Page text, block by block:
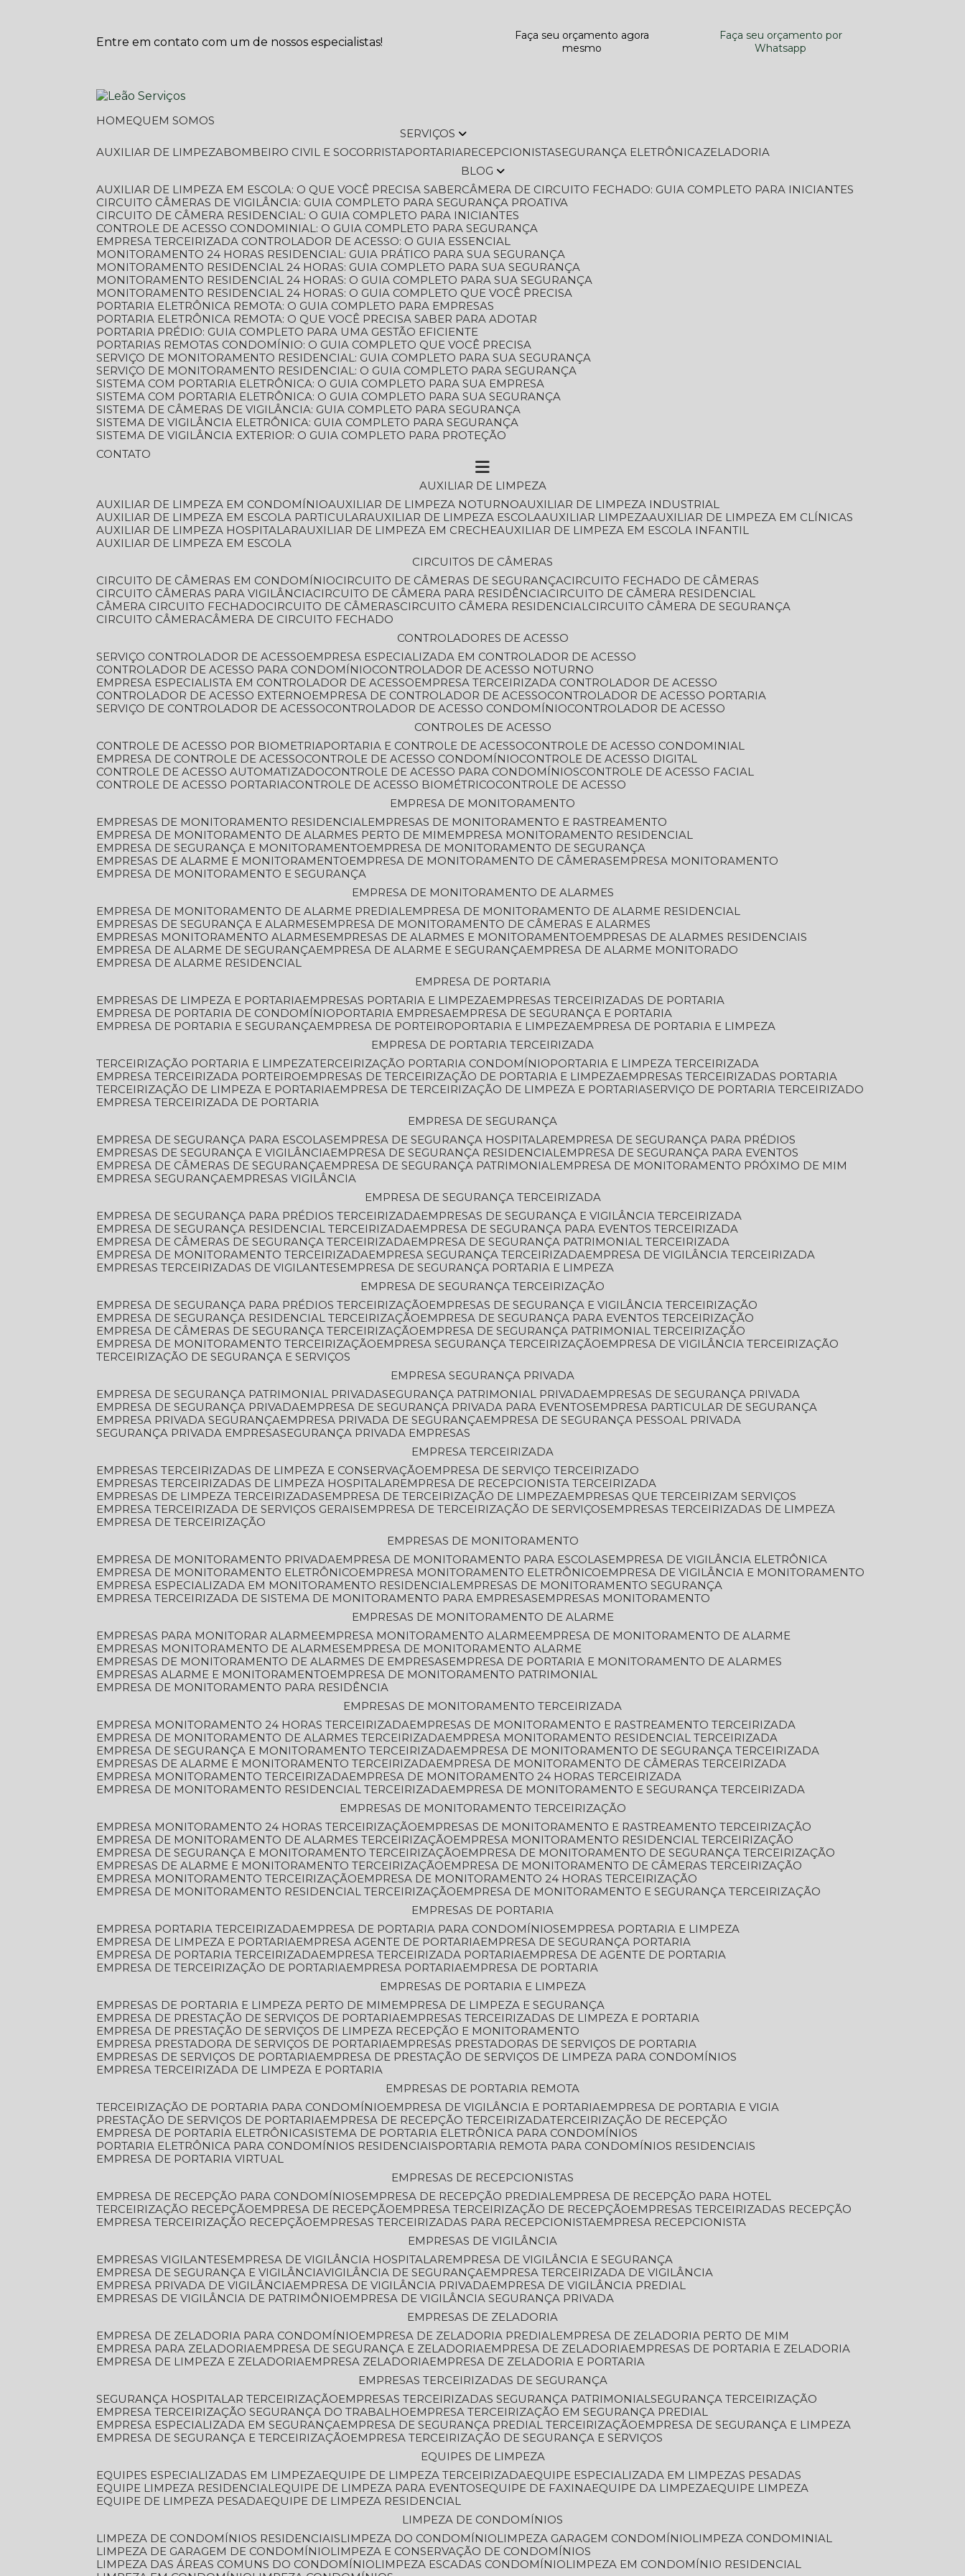
Entre em contato com um de nossos especialistas!
Faça seu orçamento agora
mesmo
Faça seu orçamento por
Whatsapp
HOME
QUEM SOMOS
SERVIÇOS
AUXILIAR DE LIMPEZA
BOMBEIRO CIVIL E SOCORRISTA PORTARIA RECEPCIONISTA SEGURANÇA ELETRÔNICA
ZELADORIA
BLOG
AUXILIAR DE LIMPEZA EM ESCOLA: O QUE VOCÊ PRECISA SABER
CÂMERA DE CIRCUITO FECHADO: GUIA COMPLETO PARA INICIANTES
CIRCUITO CÂMERAS DE VIGILÂNCIA: GUIA COMPLETO PARA SEGURANÇA PROATIVA
CIRCUITO DE CÂMERA RESIDENCIAL: O GUIA COMPLETO PARA INICIANTES
CONTROLE DE ACESSO CONDOMINIAL: O GUIA COMPLETO PARA SEGURANÇA
EMPRESA TERCEIRIZADA CONTROLADOR DE ACESSO: O GUIA ESSENCIAL
MONITORAMENTO 24 HORAS RESIDENCIAL: GUIA PRÁTICO PARA SUA SEGURANÇA
MONITORAMENTO RESIDENCIAL 24 HORAS: GUIA COMPLETO PARA SUA SEGURANÇA
MONITORAMENTO RESIDENCIAL 24 HORAS: O GUIA COMPLETO PARA SUA SEGURANÇA
MONITORAMENTO RESIDENCIAL 24 HORAS: O GUIA COMPLETO QUE VOCÊ PRECISA
PORTARIA ELETRÔNICA REMOTA: O GUIA COMPLETO PARA EMPRESAS
PORTARIA ELETRÔNICA REMOTA: O QUE VOCÊ PRECISA SABER PARA ADOTAR
PORTARIA PRÉDIO: GUIA COMPLETO PARA UMA GESTÃO EFICIENTE
PORTARIAS REMOTAS CONDOMÍNIO: O GUIA COMPLETO QUE VOCÊ PRECISA
SERVIÇO DE MONITORAMENTO RESIDENCIAL: GUIA COMPLETO PARA SUA SEGURANÇA
SERVIÇO DE MONITORAMENTO RESIDENCIAL: O GUIA COMPLETO PARA SEGURANÇA
SISTEMA COM PORTARIA ELETRÔNICA: O GUIA COMPLETO PARA SUA EMPRESA
SISTEMA COM PORTARIA ELETRÔNICA: O GUIA COMPLETO PARA SUA SEGURANÇA
SISTEMA DE CÂMERAS DE VIGILÂNCIA: GUIA COMPLETO PARA SEGURANÇA
SISTEMA DE VIGILÂNCIA ELETRÔNICA: GUIA COMPLETO PARA SEGURANÇA
SISTEMA DE VIGILÂNCIA EXTERIOR: O GUIA COMPLETO PARA PROTEÇÃO
CONTATO
AUXILIAR DE LIMPEZA
AUXILIAR DE LIMPEZA EM CONDOMÍNIO
AUXILIAR DE LIMPEZA NOTURNO
AUXILIAR DE LIMPEZA INDUSTRIAL
AUXILIAR DE LIMPEZA EM ESCOLA PARTICULAR
AUXILIAR DE LIMPEZA ESCOLA AUXILIAR LIMPEZA
AUXILIAR DE LIMPEZA EM CLÍNICAS
AUXILIAR DE LIMPEZA HOSPITALAR
AUXILIAR DE LIMPEZA EM CRECHE
AUXILIAR DE LIMPEZA EM ESCOLA INFANTIL
AUXILIAR DE LIMPEZA EM ESCOLA
CIRCUITOS DE CÂMERAS
CIRCUITO DE CÂMERAS EM CONDOMÍNIO
CIRCUITO DE CÂMERAS DE SEGURANÇA
CIRCUITO FECHADO DE CÂMERAS
CIRCUITO CÂMERAS PARA VIGILÂNCIA
CIRCUITO DE CÂMERA PARA RESIDÊNCIA
CIRCUITO DE CÂMERA RESIDENCIAL
CÂMERA CIRCUITO FECHADO
CIRCUITO DE CÂMERAS CIRCUITO CÂMERA RESIDENCIAL
CIRCUITO CÂMERA DE SEGURANÇA
CIRCUITO CÂMERA
CÂMERA DE CIRCUITO FECHADO
CONTROLADORES DE ACESSO
SERVIÇO CONTROLADOR DE ACESSO
EMPRESA ESPECIALIZADA EM CONTROLADOR DE ACESSO
CONTROLADOR DE ACESSO PARA CONDOMÍNIO
CONTROLADOR DE ACESSO NOTURNO
EMPRESA ESPECIALISTA EM CONTROLADOR DE ACESSO
EMPRESA TERCEIRIZADA CONTROLADOR DE ACESSO
CONTROLADOR DE ACESSO EXTERNO
EMPRESA DE CONTROLADOR DE ACESSO
CONTROLADOR DE ACESSO PORTARIA
SERVIÇO DE CONTROLADOR DE ACESSO
CONTROLADOR DE ACESSO CONDOMÍNIO
CONTROLADOR DE ACESSO
CONTROLES DE ACESSO
CONTROLE DE ACESSO POR BIOMETRIA
PORTARIA E CONTROLE DE ACESSO
CONTROLE DE ACESSO CONDOMINIAL
EMPRESA DE CONTROLE DE ACESSO
CONTROLE DE ACESSO CONDOMÍNIO
CONTROLE DE ACESSO DIGITAL
CONTROLE DE ACESSO AUTOMATIZADO
CONTROLE DE ACESSO PARA CONDOMÍNIOS
CONTROLE DE ACESSO FACIAL
CONTROLE DE ACESSO PORTARIA CONTROLE DE ACESSO BIOMÉTRICO
CONTROLE DE ACESSO
EMPRESA DE MONITORAMENTO
EMPRESAS DE MONITORAMENTO RESIDENCIAL
EMPRESAS DE MONITORAMENTO E RASTREAMENTO
EMPRESA DE MONITORAMENTO DE ALARMES PERTO DE MIM
EMPRESA MONITORAMENTO RESIDENCIAL
EMPRESA DE SEGURANÇA E MONITORAMENTO
EMPRESA DE MONITORAMENTO DE SEGURANÇA
EMPRESAS DE ALARME E MONITORAMENTO
EMPRESA DE MONITORAMENTO DE CÂMERAS
EMPRESA MONITORAMENTO
EMPRESA DE MONITORAMENTO E SEGURANÇA
EMPRESA DE MONITORAMENTO DE ALARMES
EMPRESA DE MONITORAMENTO DE ALARME PREDIAL
EMPRESA DE MONITORAMENTO DE ALARME RESIDENCIAL
EMPRESAS DE SEGURANÇA E ALARMES
EMPRESA DE MONITORAMENTO DE CÂMERAS E ALARMES
EMPRESAS MONITORAMENTO ALARMES
EMPRESAS DE ALARMES E MONITORAMENTO
EMPRESAS DE ALARMES RESIDENCIAIS
EMPRESA DE ALARME DE SEGURANÇA
EMPRESA DE ALARME E SEGURANÇA
EMPRESA DE ALARME MONITORADO
EMPRESA DE ALARME RESIDENCIAL
EMPRESA DE PORTARIA
EMPRESAS DE LIMPEZA E PORTARIA
EMPRESAS PORTARIA E LIMPEZA
EMPRESAS TERCEIRIZADAS DE PORTARIA
EMPRESA DE PORTARIA DE CONDOMÍNIO
PORTARIA EMPRESA
EMPRESA DE SEGURANÇA E PORTARIA
EMPRESA DE PORTARIA E SEGURANÇA
EMPRESA DE PORTEIRO PORTARIA E LIMPEZA
EMPRESA DE PORTARIA E LIMPEZA
EMPRESA DE PORTARIA TERCEIRIZADA
TERCEIRIZAÇÃO PORTARIA E LIMPEZA TERCEIRIZAÇÃO PORTARIA CONDOMÍNIO
PORTARIA E LIMPEZA TERCEIRIZADA
EMPRESA TERCEIRIZADA PORTEIRO
EMPRESAS DE TERCEIRIZAÇÃO DE PORTARIA E LIMPEZA
EMPRESAS TERCEIRIZADAS PORTARIA
TERCEIRIZAÇÃO DE LIMPEZA E PORTARIA
EMPRESA DE TERCEIRIZAÇÃO DE LIMPEZA E PORTARIA SERVIÇO DE PORTARIA TERCEIRIZADO
EMPRESA TERCEIRIZADA DE PORTARIA
EMPRESA DE SEGURANÇA
EMPRESA DE SEGURANÇA PARA ESCOLAS
EMPRESA DE SEGURANÇA HOSPITALAR
EMPRESA DE SEGURANÇA PARA PRÉDIOS
EMPRESAS DE SEGURANÇA E VIGILÂNCIA
EMPRESA DE SEGURANÇA RESIDENCIAL
EMPRESA DE SEGURANÇA PARA EVENTOS
EMPRESA DE CÂMERAS DE SEGURANÇA
EMPRESA DE SEGURANÇA PATRIMONIAL
EMPRESA DE MONITORAMENTO PRÓXIMO DE MIM
EMPRESA SEGURANÇA
EMPRESAS VIGILÂNCIA
EMPRESA DE SEGURANÇA TERCEIRIZADA
EMPRESA DE SEGURANÇA PARA PRÉDIOS TERCEIRIZADA
EMPRESAS DE SEGURANÇA E VIGILÂNCIA TERCEIRIZADA
EMPRESA DE SEGURANÇA RESIDENCIAL TERCEIRIZADA
EMPRESA DE SEGURANÇA PARA EVENTOS TERCEIRIZADA
EMPRESA DE CÂMERAS DE SEGURANÇA TERCEIRIZADA
EMPRESA DE SEGURANÇA PATRIMONIAL TERCEIRIZADA
EMPRESA DE MONITORAMENTO TERCEIRIZADA
EMPRESA SEGURANÇA TERCEIRIZADA
EMPRESA DE VIGILÂNCIA TERCEIRIZADA
EMPRESAS TERCEIRIZADAS DE VIGILANTES
EMPRESA DE SEGURANÇA PORTARIA E LIMPEZA
EMPRESA DE SEGURANÇA TERCEIRIZAÇÃO
EMPRESA DE SEGURANÇA PARA PRÉDIOS TERCEIRIZAÇÃO
EMPRESAS DE SEGURANÇA E VIGILÂNCIA TERCEIRIZAÇÃO
EMPRESA DE SEGURANÇA RESIDENCIAL TERCEIRIZAÇÃO
EMPRESA DE SEGURANÇA PARA EVENTOS TERCEIRIZAÇÃO
EMPRESA DE CÂMERAS DE SEGURANÇA TERCEIRIZAÇÃO
EMPRESA DE SEGURANÇA PATRIMONIAL TERCEIRIZAÇÃO
EMPRESA DE MONITORAMENTO TERCEIRIZAÇÃO
EMPRESA SEGURANÇA TERCEIRIZAÇÃO
EMPRESA DE VIGILÂNCIA TERCEIRIZAÇÃO
TERCEIRIZAÇÃO DE SEGURANÇA E SERVIÇOS
EMPRESA SEGURANÇA PRIVADA
EMPRESA DE SEGURANÇA PATRIMONIAL PRIVADA SEGURANÇA PATRIMONIAL PRIVADA
EMPRESAS DE SEGURANÇA PRIVADA
EMPRESA DE SEGURANÇA PRIVADA
EMPRESA DE SEGURANÇA PRIVADA PARA EVENTOS
EMPRESA PARTICULAR DE SEGURANÇA
EMPRESA PRIVADA SEGURANÇA
EMPRESA PRIVADA DE SEGURANÇA
EMPRESA DE SEGURANÇA PESSOAL PRIVADA
SEGURANÇA PRIVADA EMPRESA SEGURANÇA PRIVADA EMPRESAS
EMPRESA TERCEIRIZADA
EMPRESAS TERCEIRIZADAS DE LIMPEZA E CONSERVAÇÃO
EMPRESA DE SERVIÇO TERCEIRIZADO
EMPRESAS TERCEIRIZADAS DE LIMPEZA HOSPITALAR
EMPRESA DE RECEPCIONISTA TERCEIRIZADA
EMPRESAS DE LIMPEZA TERCEIRIZADAS
EMPRESA DE TERCEIRIZAÇÃO DE LIMPEZA
EMPRESAS QUE TERCEIRIZAM SERVIÇOS
EMPRESA TERCEIRIZADA DE SERVIÇOS GERAIS
EMPRESA DE TERCEIRIZAÇÃO DE SERVIÇOS
EMPRESAS TERCEIRIZADAS DE LIMPEZA
EMPRESA DE TERCEIRIZAÇÃO
EMPRESAS DE MONITORAMENTO
EMPRESA DE MONITORAMENTO PRIVADA
EMPRESA DE MONITORAMENTO PARA ESCOLAS
EMPRESA DE VIGILÂNCIA ELETRÔNICA
EMPRESA DE MONITORAMENTO ELETRÔNICO
EMPRESA MONITORAMENTO ELETRÔNICO
EMPRESA DE VIGILÂNCIA E MONITORAMENTO
EMPRESA ESPECIALIZADA EM MONITORAMENTO RESIDENCIAL
EMPRESAS DE MONITORAMENTO SEGURANÇA
EMPRESA TERCEIRIZADA DE SISTEMA DE MONITORAMENTO PARA EMPRESAS
EMPRESAS MONITORAMENTO
EMPRESAS DE MONITORAMENTO DE ALARME
EMPRESAS PARA MONITORAR ALARME
EMPRESA MONITORAMENTO ALARME
EMPRESA DE MONITORAMENTO DE ALARME
EMPRESAS MONITORAMENTO DE ALARMES
EMPRESA DE MONITORAMENTO ALARME
EMPRESAS DE MONITORAMENTO DE ALARMES DE EMPRESAS
EMPRESA DE PORTARIA E MONITORAMENTO DE ALARMES
EMPRESAS ALARME E MONITORAMENTO
EMPRESA DE MONITORAMENTO PATRIMONIAL
EMPRESA DE MONITORAMENTO PARA RESIDÊNCIA
EMPRESAS DE MONITORAMENTO TERCEIRIZADA
EMPRESA MONITORAMENTO 24 HORAS TERCEIRIZADA
EMPRESAS DE MONITORAMENTO E RASTREAMENTO TERCEIRIZADA
EMPRESA DE MONITORAMENTO DE ALARMES TERCEIRIZADA
EMPRESA MONITORAMENTO RESIDENCIAL TERCEIRIZADA
EMPRESA DE SEGURANÇA E MONITORAMENTO TERCEIRIZADA
EMPRESA DE MONITORAMENTO DE SEGURANÇA TERCEIRIZADA
EMPRESAS DE ALARME E MONITORAMENTO TERCEIRIZADA
EMPRESA DE MONITORAMENTO DE CÂMERAS TERCEIRIZADA
EMPRESA MONITORAMENTO TERCEIRIZADA
EMPRESA DE MONITORAMENTO 24 HORAS TERCEIRIZADA
EMPRESA DE MONITORAMENTO RESIDENCIAL TERCEIRIZADA
EMPRESA DE MONITORAMENTO E SEGURANÇA TERCEIRIZADA
EMPRESAS DE MONITORAMENTO TERCEIRIZAÇÃO
EMPRESA MONITORAMENTO 24 HORAS TERCEIRIZAÇÃO
EMPRESAS DE MONITORAMENTO E RASTREAMENTO TERCEIRIZAÇÃO
EMPRESA DE MONITORAMENTO DE ALARMES TERCEIRIZAÇÃO
EMPRESA MONITORAMENTO RESIDENCIAL TERCEIRIZAÇÃO
EMPRESA DE SEGURANÇA E MONITORAMENTO TERCEIRIZAÇÃO
EMPRESA DE MONITORAMENTO DE SEGURANÇA TERCEIRIZAÇÃO
EMPRESAS DE ALARME E MONITORAMENTO TERCEIRIZAÇÃO
EMPRESA DE MONITORAMENTO DE CÂMERAS TERCEIRIZAÇÃO
EMPRESA MONITORAMENTO TERCEIRIZAÇÃO
EMPRESA DE MONITORAMENTO 24 HORAS TERCEIRIZAÇÃO
EMPRESA DE MONITORAMENTO RESIDENCIAL TERCEIRIZAÇÃO
EMPRESA DE MONITORAMENTO E SEGURANÇA TERCEIRIZAÇÃO
EMPRESAS DE PORTARIA
EMPRESA PORTARIA TERCEIRIZADA
EMPRESA DE PORTARIA PARA CONDOMÍNIOS
EMPRESA PORTARIA E LIMPEZA
EMPRESA DE LIMPEZA E PORTARIA
EMPRESA AGENTE DE PORTARIA
EMPRESA DE SEGURANÇA PORTARIA
EMPRESA DE PORTARIA TERCEIRIZADA
EMPRESA TERCEIRIZADA PORTARIA
EMPRESA DE AGENTE DE PORTARIA
EMPRESA DE TERCEIRIZAÇÃO DE PORTARIA
EMPRESA PORTARIA
EMPRESA DE PORTARIA
EMPRESAS DE PORTARIA E LIMPEZA
EMPRESAS DE PORTARIA E LIMPEZA PERTO DE MIM
EMPRESA DE LIMPEZA E SEGURANÇA
EMPRESA DE PRESTAÇÃO DE SERVIÇOS DE PORTARIA
EMPRESAS TERCEIRIZADAS DE LIMPEZA E PORTARIA
EMPRESA DE PRESTAÇÃO DE SERVIÇOS DE LIMPEZA RECEPÇÃO E MONITORAMENTO
EMPRESA PRESTADORA DE SERVIÇOS DE PORTARIA
EMPRESAS PRESTADORAS DE SERVIÇOS DE PORTARIA
EMPRESAS DE SERVIÇOS DE PORTARIA
EMPRESA DE PRESTAÇÃO DE SERVIÇOS DE LIMPEZA PARA CONDOMÍNIOS
EMPRESA TERCEIRIZADA DE LIMPEZA E PORTARIA
EMPRESAS DE PORTARIA REMOTA
TERCEIRIZAÇÃO DE PORTARIA PARA CONDOMÍNIO
EMPRESA DE VIGILÂNCIA E PORTARIA
EMPRESA DE PORTARIA E VIGIA
PRESTAÇÃO DE SERVIÇOS DE PORTARIA
EMPRESA DE RECEPÇÃO TERCEIRIZADA TERCEIRIZAÇÃO DE RECEPÇÃO
EMPRESA DE PORTARIA ELETRÔNICA SISTEMA DE PORTARIA ELETRÔNICA PARA CONDOMÍNIOS
PORTARIA ELETRÔNICA PARA CONDOMÍNIOS RESIDENCIAIS
PORTARIA REMOTA PARA CONDOMÍNIOS RESIDENCIAIS
EMPRESA DE PORTARIA VIRTUAL
EMPRESAS DE RECEPCIONISTAS
EMPRESA DE RECEPÇÃO PARA CONDOMÍNIOS
EMPRESA DE RECEPÇÃO PREDIAL
EMPRESA DE RECEPÇÃO PARA HOTEL
TERCEIRIZAÇÃO RECEPÇÃO
EMPRESA DE RECEPÇÃO EMPRESA TERCEIRIZAÇÃO DE RECEPÇÃO
EMPRESAS TERCEIRIZADAS RECEPÇÃO
EMPRESA TERCEIRIZAÇÃO RECEPÇÃO
EMPRESAS TERCEIRIZADAS PARA RECEPCIONISTA
EMPRESA RECEPCIONISTA
EMPRESAS DE VIGILÂNCIA
EMPRESAS VIGILANTES
EMPRESA DE VIGILÂNCIA HOSPITALAR
EMPRESA DE VIGILÂNCIA E SEGURANÇA
EMPRESA DE SEGURANÇA E VIGILÂNCIA VIGILÂNCIA DE SEGURANÇA
EMPRESA TERCEIRIZADA DE VIGILÂNCIA
EMPRESA PRIVADA DE VIGILÂNCIA
EMPRESA DE VIGILÂNCIA PRIVADA
EMPRESA DE VIGILÂNCIA PREDIAL
EMPRESAS DE VIGILÂNCIA DE PATRIMÔNIO
EMPRESA DE VIGILÂNCIA SEGURANÇA PRIVADA
EMPRESAS DE ZELADORIA
EMPRESA DE ZELADORIA PARA CONDOMÍNIO
EMPRESA DE ZELADORIA PREDIAL
EMPRESA DE ZELADORIA PERTO DE MIM
EMPRESA PARA ZELADORIA
EMPRESA DE SEGURANÇA E ZELADORIA EMPRESA DE ZELADORIA
EMPRESAS DE PORTARIA E ZELADORIA
EMPRESA DE LIMPEZA E ZELADORIA
EMPRESA ZELADORIA
EMPRESA DE ZELADORIA E PORTARIA
EMPRESAS TERCEIRIZADAS DE SEGURANÇA
SEGURANÇA HOSPITALAR TERCEIRIZAÇÃO
EMPRESAS TERCEIRIZADAS SEGURANÇA PATRIMONIAL SEGURANÇA TERCEIRIZAÇÃO
EMPRESA TERCEIRIZAÇÃO SEGURANÇA DO TRABALHO
EMPRESA TERCEIRIZAÇÃO EM SEGURANÇA PREDIAL
EMPRESA ESPECIALIZADA EM SEGURANÇA
EMPRESA DE SEGURANÇA PREDIAL TERCEIRIZAÇÃO
EMPRESA DE SEGURANÇA E LIMPEZA
EMPRESA DE SEGURANÇA E TERCEIRIZAÇÃO
EMPRESA TERCEIRIZAÇÃO DE SEGURANÇA E SERVIÇOS
EQUIPES DE LIMPEZA
EQUIPES ESPECIALIZADAS EM LIMPEZA EQUIPE DE LIMPEZA TERCEIRIZADA EQUIPE ESPECIALIZADA EM LIMPEZAS PESADAS
EQUIPE LIMPEZA RESIDENCIAL EQUIPE DE LIMPEZA PARA EVENTOS EQUIPE DE FAXINA EQUIPE DA LIMPEZA EQUIPE LIMPEZA
EQUIPE DE LIMPEZA PESADA EQUIPE DE LIMPEZA RESIDENCIAL
LIMPEZA DE CONDOMÍNIOS
LIMPEZA DE CONDOMÍNIOS RESIDENCIAIS
LIMPEZA DO CONDOMÍNIO LIMPEZA GARAGEM CONDOMÍNIO
LIMPEZA CONDOMINIAL
LIMPEZA DE GARAGEM DE CONDOMÍNIO
LIMPEZA E CONSERVAÇÃO DE CONDOMÍNIOS
LIMPEZA DAS ÁREAS COMUNS DO CONDOMÍNIO
LIMPEZA ESCADAS CONDOMÍNIO
LIMPEZA EM CONDOMÍNIO RESIDENCIAL